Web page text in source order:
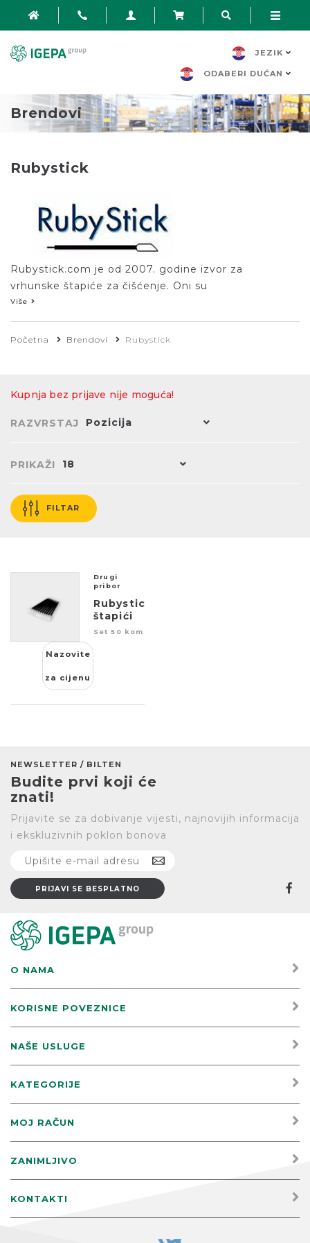
JEZIK
ODABERI DUĆAN
Brendovi
Rubystick
Rubystick.com je od 2007. godine izvor za
vrhunske štapiće za čišćenje. Oni su
svjetski lider za Rubystick štapiće.
Rubystick-ovi su vodeća tehnologija za
čišćenje današnjih vrhunskih pisača i
Više
Početna Brendovi Rubystick
Kupnja bez prijave nije moguća!
RAZVRSTAJ Pozicija
PRIKAŽI 18
FILTAR
Drugi
pribor
Rubystick
štapići
za
Set 50 kom
Nazovite
za cijenu
NEWSLETTER / BILTEN
Budite prvi koji će
znati!
Prijavite se za dobivanje vijesti, najnovijih informacija
i ekskluzivnih poklon bonova
O NAMA
KORISNE POVEZNICE
NAŠE USLUGE
KATEGORIJE
MOJ RAČUN
ZANIMLJIVO
KONTAKTI